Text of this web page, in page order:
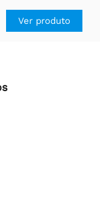
Ver produto